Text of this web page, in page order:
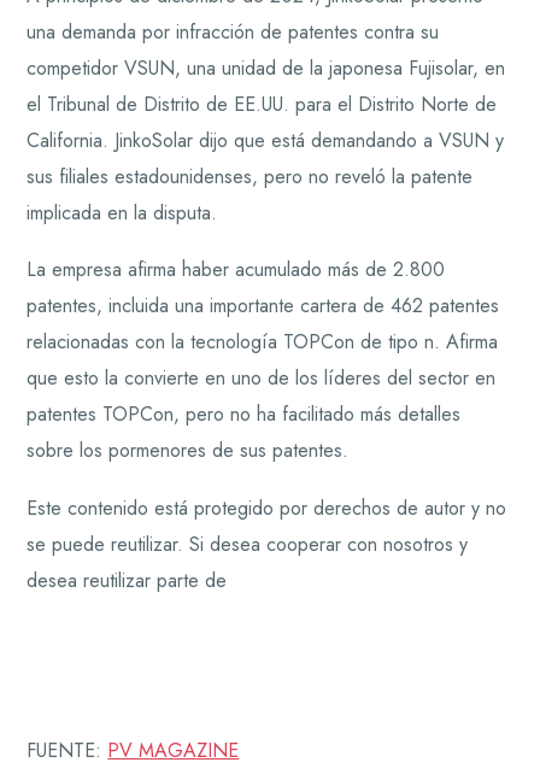
una demanda por infracción de patentes contra su
competidor VSUN, una unidad de la japonesa Fujisolar, en
el Tribunal de Distrito de EE.UU. para el Distrito Norte de
California. JinkoSolar dijo que está demandando a VSUN y
sus filiales estadounidenses, pero no reveló la patente
implicada en la disputa.
La empresa afirma haber acumulado más de 2.800
patentes, incluida una importante cartera de 462 patentes
relacionadas con la tecnología TOPCon de tipo n. Afirma
que esto la convierte en uno de los líderes del sector en
patentes TOPCon, pero no ha facilitado más detalles
sobre los pormenores de sus patentes.
Este contenido está protegido por derechos de autor y no
se puede reutilizar. Si desea cooperar con nosotros y
desea reutilizar parte de
FUENTE: PV MAGAZINE